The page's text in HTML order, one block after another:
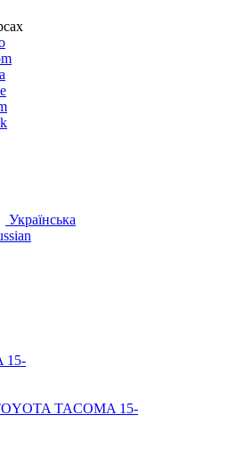
Українська
15-
TACOMA 15-